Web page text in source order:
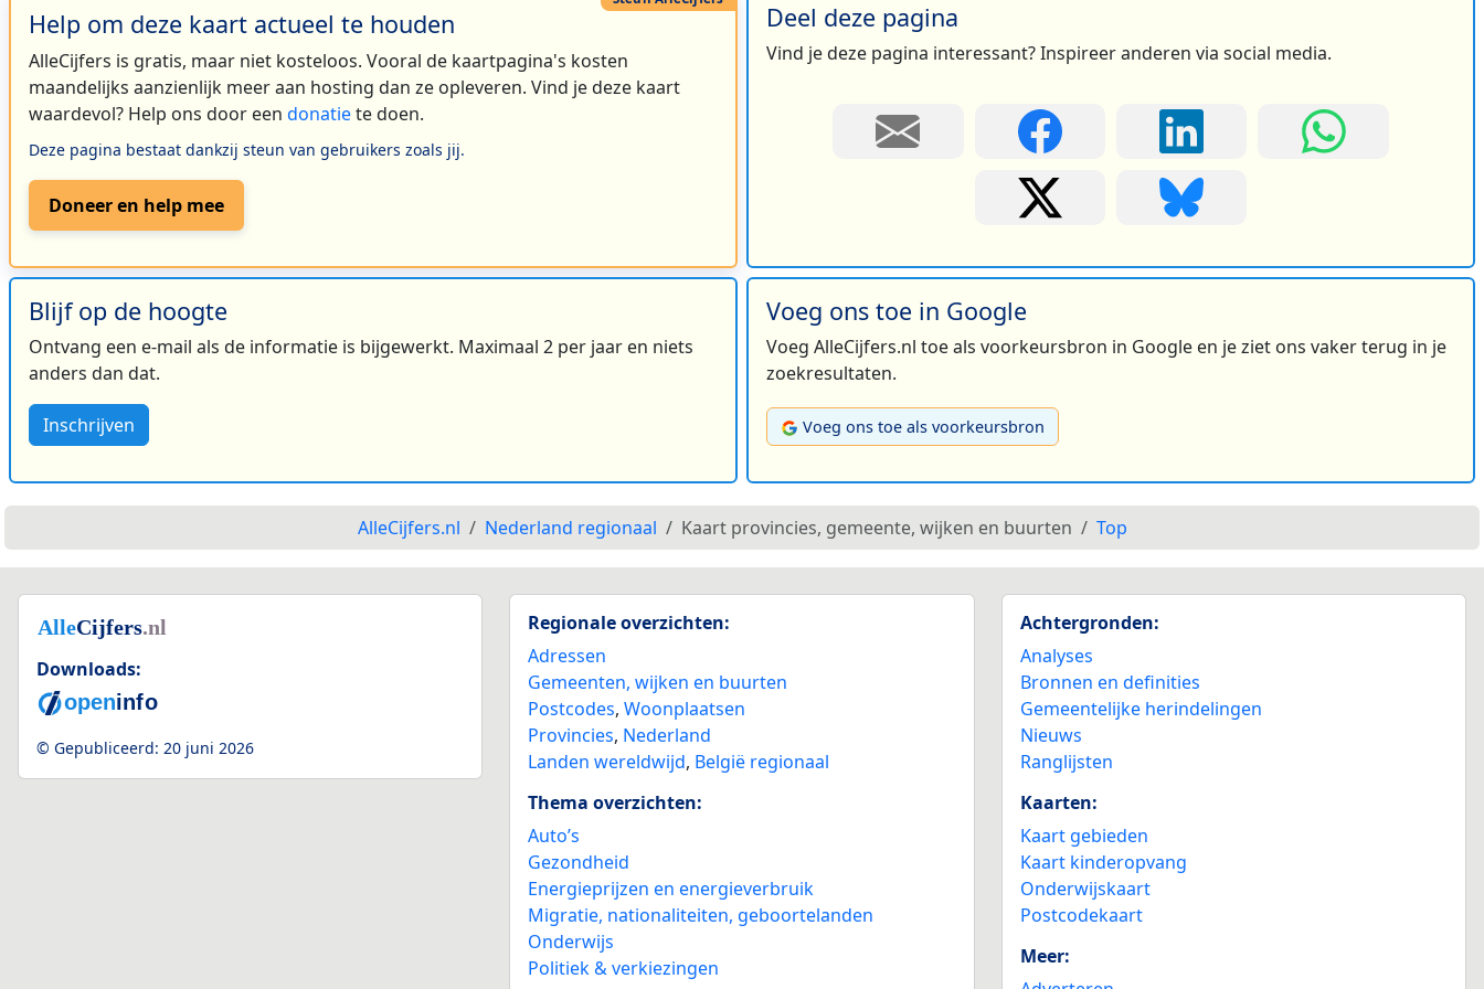
Help om deze kaart actueel te houden
AlleCijfers is gratis, maar niet kosteloos. Vooral de kaartpagina's kosten
maandelijks aanzienlijk meer aan hosting dan ze opleveren. Vind je deze kaart
waardevol? Help ons door een donatiete doen.
Deze pagina bestaat dankzij steun van gebruikers zoals jij.
Doneer en help mee
Deel deze pagina
Vind je deze pagina interessant? Inspireer anderen via social media.
Blijf op de hoogte
Ontvang een e-mail als de informatie is bijgewerkt. Maximaal 2 per jaar en niets
anders dan dat.
Inschrijven
Voeg ons toe in Google
Voeg AlleCijfers.nl toe als voorkeursbron in Google en je ziet ons vaker terug in je
zoekresultaten.
Voeg ons toe als voorkeursbron
AlleCijfers.nl Nederland regionaal Kaart provincies, gemeente, wijken en buurten Top
Downloads:
© Gepubliceerd: 20 juni 2026
Regionale overzichten:
Adressen
Gemeenten, wijken en buurten
Postcodes,Woonplaatsen
Provincies, Nederland
Landen wereldwijd, België regionaal
Thema overzichten:
Auto’s
Gezondheid
Energieprijzen en energieverbruik
Migratie, nationaliteiten, geboortelanden
Onderwijs
Politiek & verkiezingen
Achtergronden:
Analyses
Bronnen en definities
Gemeentelijke herindelingen
Nieuws
Ranglijsten
Kaarten:
Kaart gebieden
Kaart kinderopvang
Onderwijskaart
Postcodekaart
Meer: